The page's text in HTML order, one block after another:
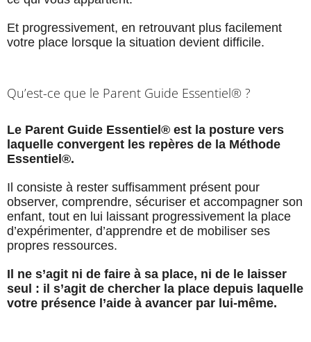
Et progressivement, en retrouvant plus facilement
votre place lorsque la situation devient difficile.
Qu’est-ce que le Parent Guide Essentiel® ?
Le Parent Guide Essentiel® est la posture vers
laquelle convergent les repères de la Méthode
Essentiel®.
Il consiste à rester suffisamment présent pour
observer, comprendre, sécuriser et accompagner son
enfant, tout en lui laissant progressivement la place
d’expérimenter, d’apprendre et de mobiliser ses
propres ressources.
Il ne s’agit ni de faire à sa place, ni de le laisser
seul : il s’agit de chercher la place depuis laquelle
votre présence l’aide à avancer par lui-même.